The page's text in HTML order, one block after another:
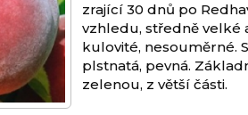
zrající 30 dnů po
vzhledu, středně velké
kulovité, nesouměrné.
plstnatá, pevná.
zelenou, z větší části.